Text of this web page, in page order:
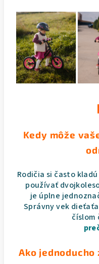
Kedy môže
Rodičia si často
používať
je úplne
Správny vek
číslom
Ako